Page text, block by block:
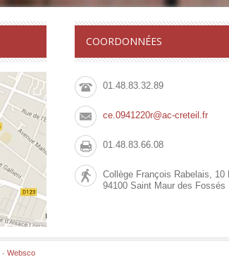
COORDONNÉES
01.48.83.32.89
ce.0941220r@ac-creteil.fr
01.48.83.66.08
Collège François Rabelais, 10
94100 Saint Maur des Fossés
- Websco